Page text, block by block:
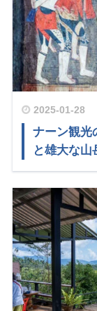
2025-01-28
ナーン観光
と雄大な山